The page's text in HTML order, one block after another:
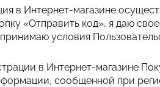
в Интернет-магазине
«Отправить код», я даю
условия
в Интернет-магазине
сообщенной при